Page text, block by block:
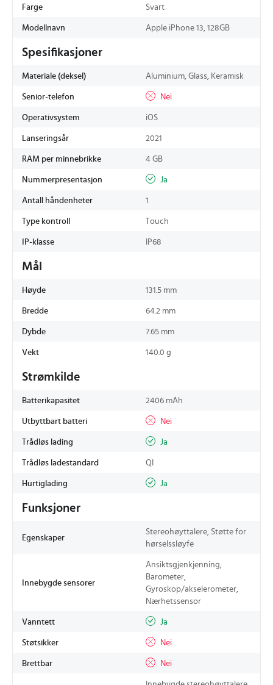
Farge Svart
Modellnavn Apple iPhone 13, 128GB
Spesifikasjoner
Materiale (deksel) Aluminium, Glass, Keramisk
Senior-telefon Nei
Operativsystem iOS
Lanseringsår 2021
RAM per minnebrikke 4 GB
Nummerpresentasjon Ja
Antall håndenheter 1
Type kontroll Touch
IP-klasse IP68
Mål
Høyde 131.5 mm
Bredde 64.2 mm
Dybde 7.65 mm
Vekt 140.0 g
Strømkilde
Batterikapasitet 2406 mAh
Utbyttbart batteri Nei
Trådløs lading Ja
Trådløs ladestandard QI
Hurtiglading Ja
Funksjoner
Egenskaper
Stereohøyttalere, Støtte for
hørselssløyfe
Innebygde sensorer
Ansiktsgjenkjenning,
Barometer,
Gyroskop/akselerometer,
Nærhetssensor
Vanntett Ja
Støtsikker Nei
Brettbar Nei